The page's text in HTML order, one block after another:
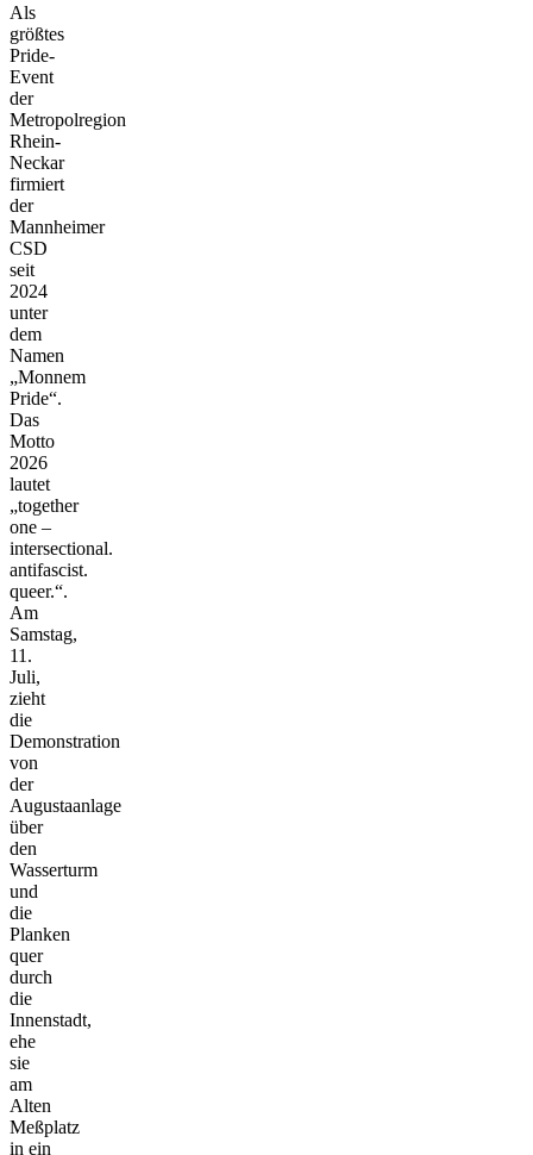
Als
größtes
Pride-
Event
der
Metropolregion
Rhein-
Neckar
firmiert
der
Mannheimer
CSD
seit
2024
unter
dem
Namen
„Monnem
Pride“.
Das
Motto
2026
lautet
„together
one –
intersectional.
antifascist.
queer.“.
Am
Samstag,
11.
Juli,
zieht
die
Demonstration
von
der
Augustaanlage
über
den
Wasserturm
und
die
Planken
quer
durch
die
Innenstadt,
ehe
sie
am
Alten
Meßplatz
in ein